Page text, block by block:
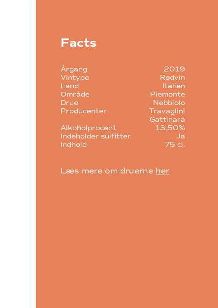
Facts
Årgang
2019
Vintype
Rødvin
Land
Italien
Område
Piemonte
Drue
Nebbiolo
Producenter
Travaglini
Gattinara
Alkoholprocent
13,50%
Indeholder sulfitter
Ja
Indhold
75 cl.
Læs mere om druerne her